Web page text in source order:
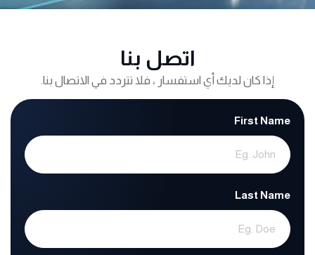
اتصل بنا
إذا كان لديك أي استفسار ، فلا تتردد في الاتصال بنا.
First Name
Last Name